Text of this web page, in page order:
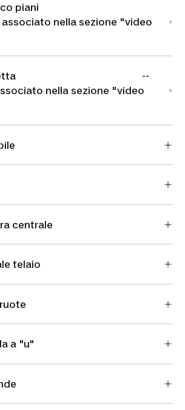
di blocco piani
associato nella sezione "video
racchetta --
nella sezione "video
centrale
telaio
a "u"